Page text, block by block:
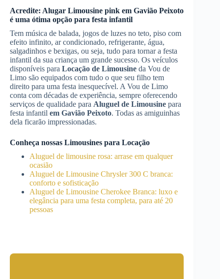
Acredite: Alugar Limousine pink em Gavião Peixoto
é uma ótima opção para festa infantil
Tem música de balada, jogos de luzes no teto, piso com
efeito infinito, ar condicionado, refrigerante, água,
salgadinhos e bexigas, ou seja, tudo para tornar a festa
infantil da sua criança um grande sucesso. Os veículos
disponíveis para Locação de Limousine da Vou de
Limo são equipados com tudo o que seu filho tem
direito para uma festa inesquecível. A Vou de Limo
conta com décadas de experiência, sempre oferecendo
serviços de qualidade para Aluguel de Limousine para
festa infantil em Gavião Peixoto. Todas as amiguinhas
dela ficarão impressionadas.
Conheça nossas Limousines para Locação
Aluguel de limousine rosa: arrase em qualquer
ocasião
Aluguel de Limousine Chrysler 300 C branca:
conforto e sofisticação
Aluguel de Limousine Cherokee Branca: luxo e
elegância para uma festa completa, para até 20
pessoas